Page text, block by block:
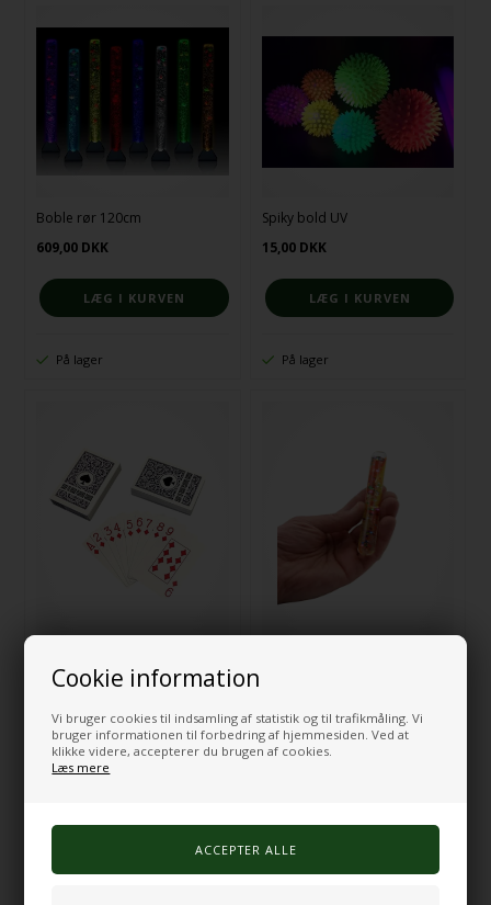
Cookie information
Vi bruger cookies til indsamling af statistik og til trafikmåling. Vi
bruger informationen til forbedring af hjemmesiden. Ved at
klikke videre, accepterer du brugen af cookies.
Læs mere
Boble rør 120cm
609,00 DKK
På lager
Spiky bold UV
15,00 DKK
På lager
18,00DKK